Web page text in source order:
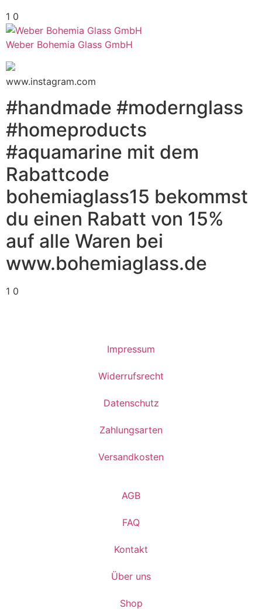
1 0
Weber Bohemia Glass GmbH
www.instagram.com
#handmade #modernglass
#homeproducts
#aquamarine mit dem
Rabattcode
bohemiaglass15 bekommst
du einen Rabatt von 15%
auf alle Waren bei
www.bohemiaglass.de
1 0
Impressum
Widerrufsrecht
Datenschutz
Zahlungsarten
Versandkosten
AGB
FAQ
Kontakt
Über uns
Shop